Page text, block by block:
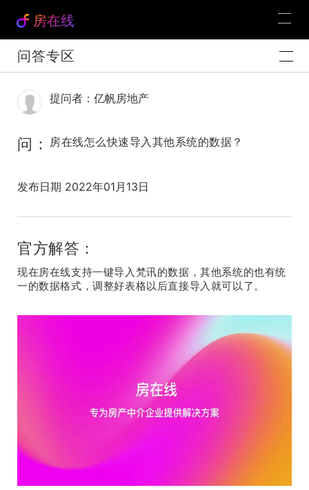
房在线
问答专区
提问者：亿帆房地产
问： 房在线怎么快速导入其他系统的数据？
发布日期 2022年01月13日
官方解答：
现在房在线支持一键导入梵讯的数据，其他系统的也有统
一的数据格式，调整好表格以后直接导入就可以了。